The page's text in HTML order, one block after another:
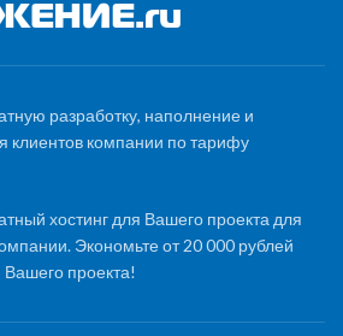
разработку, наполнение и
клиентов компании по тарифу
хостинг для Вашего проекта для
Экономьте от 20 000 рублей
проекта!